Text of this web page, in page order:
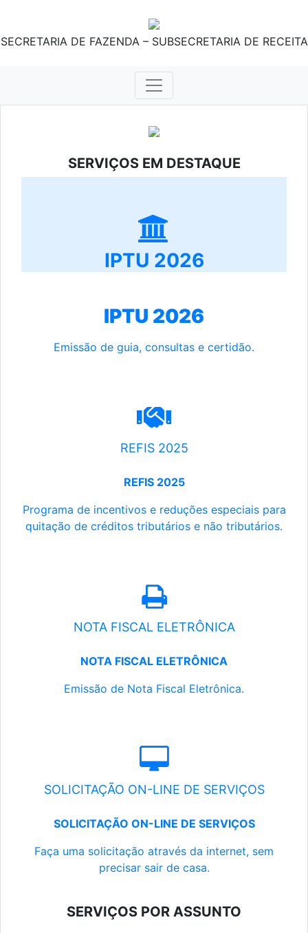
SECRETARIA DE FAZENDA – SUBSECRETARIA DE RECEITA
SERVIÇOS EM DESTAQUE
IPTU 2026
IPTU 2026
Emissão de guia, consultas e certidão.
REFIS 2025
REFIS 2025
Programa de incentivos e reduções especiais para
quitação de créditos tributários e não tributários.
NOTA FISCAL ELETRÔNICA
NOTA FISCAL ELETRÔNICA
Emissão de Nota Fiscal Eletrônica.
SOLICITAÇÃO ON-LINE DE SERVIÇOS
SOLICITAÇÃO ON-LINE DE SERVIÇOS
Faça uma solicitação através da internet, sem
precisar sair de casa.
SERVIÇOS POR ASSUNTO